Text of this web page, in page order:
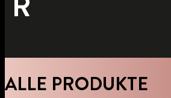
ALLE PRODUKTE